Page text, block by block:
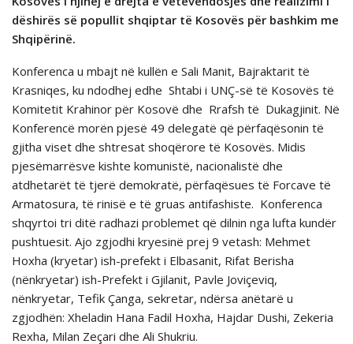
dëshirës së popullit shqiptar të Kosovës për bashkim me
Shqipërinë.
Konferenca u mbajt në kullën e Sali Manit, Bajraktarit të
Krasniqes, ku ndodhej edhe Shtabi i UNÇ-së të Kosovës të
Komitetit Krahinor për Kosovë dhe Rrafsh të Dukagjinit. Në
Konferencë morën pjesë 49 delegatë që përfaqësonin të
gjitha viset dhe shtresat shoqërore të Kosovës. Midis
pjesëmarrësve kishte komunistë, nacionalistë dhe
atdhetarët të tjerë demokratë, përfaqësues të Forcave të
Armatosura, të rinisë e të gruas antifashiste. Konferenca
shqyrtoi tri ditë radhazi problemet që dilnin nga lufta kundër
pushtuesit. Ajo zgjodhi kryesinë prej 9 vetash: Mehmet
Hoxha (kryetar) ish-prefekt i Elbasanit, Rifat Berisha
(nënkryetar) ish-Prefekt i Gjilanit, Pavle Joviçeviq,
nënkryetar, Tefik Çanga, sekretar, ndërsa anëtarë u
zgjodhën: Xheladin Hana Fadil Hoxha, Hajdar Dushi, Zekeria
Rexha, Milan Zeçari dhe Ali Shukriu.